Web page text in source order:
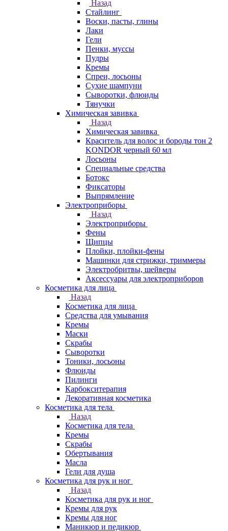
Назад
Стайлинг
Воски, пасты, глины
Лаки
Гели
Пенки, муссы
Пудры
Кремы
Спреи, лосьоны
Сухие шампуни
Сыворотки, флюиды
Тянучки
Химическая завивка
Назад
Химическая завивка
Краситель для волос и бороды тон 2
KONDOR черный 60 мл
Лосьоны
Специальные средства
Ботокс
Фиксаторы
Выпрямление
Электроприборы
Назад
Электроприборы
Фены
Щипцы
Плойки, плойки-фены
Машинки для стрижки, триммеры
Электробритвы, шейверы
Аксессуары для электроприборов
Косметика для лица
Назад
Косметика для лица
Средства для умывания
Кремы
Маски
Скрабы
Сыворотки
Тоники, лосьоны
Флюиды
Пилинги
Карбокситерапия
Декоративная косметика
Косметика для тела
Назад
Косметика для тела
Кремы
Скрабы
Обертывания
Масла
Гели для душа
Косметика для рук и ног
Назад
Косметика для рук и ног
Кремы для рук
Кремы для ног
Маникюр и педикюр